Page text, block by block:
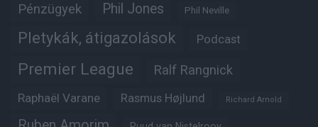
Pénzügyek Phil Jones Phil Neville
Pletykák, átigazolások Podcast
Premier League Ralf Rangnick
Raphaël Varane Rasmus Højlund Richard Arnold